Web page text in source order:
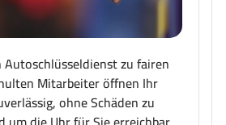
zu fairen
Mitarbeiter öffnen Ihr
ohne Schäden zu